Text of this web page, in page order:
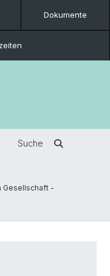
Dokumente
Suche
Gesellschaft -